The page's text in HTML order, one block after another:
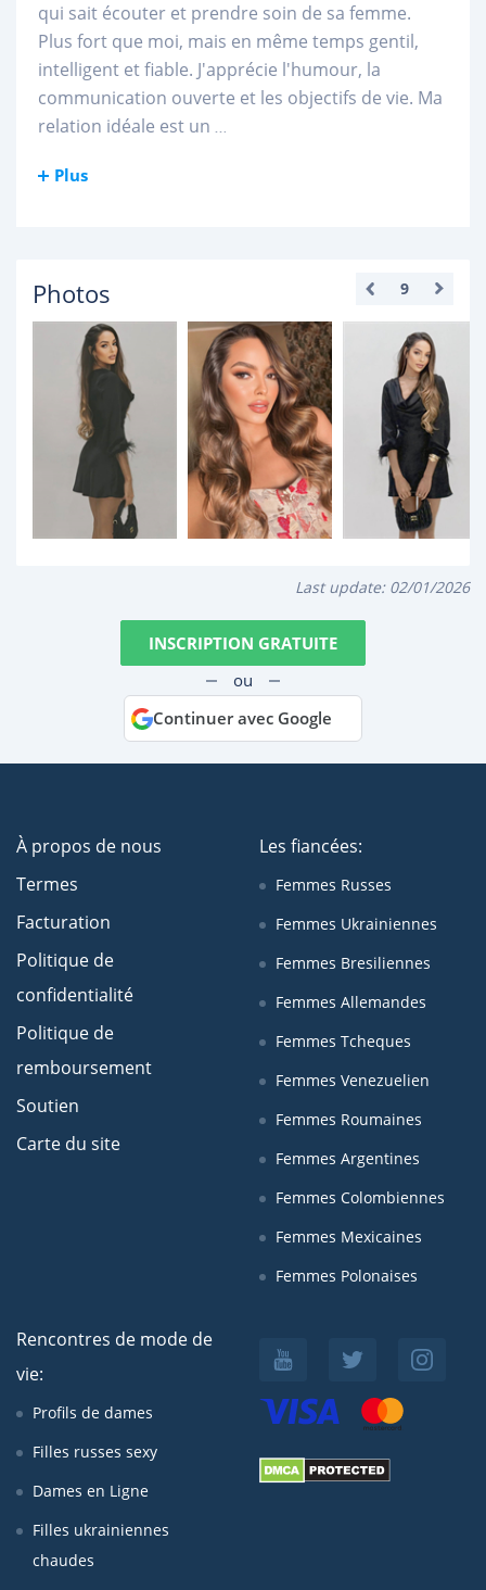
qui sait écouter et prendre soin de sa femme.
Plus fort que moi, mais en même temps gentil,
intelligent et fiable. J'apprécie l'humour, la
communication ouverte et les objectifs de vie. Ma
relation idéale est un ...
Plus
Photos 9
Last update: 02/01/2026
INSCRIPTION GRATUITE
ou
Continuer avec Google
À propos de nous
Termes
Facturation
Politique de
confidentialité
Politique de
remboursement
Soutien
Carte du site
Les fiancées:
Femmes Russes
Femmes Ukrainiennes
Femmes Bresiliennes
Femmes Allemandes
Femmes Tcheques
Femmes Venezuelien
Femmes Roumaines
Femmes Argentines
Femmes Colombiennes
Femmes Mexicaines
Femmes Polonaises
Rencontres de mode de
vie:
Profils de dames
Filles russes sexy
Dames en Ligne
Filles ukrainiennes
chaudes